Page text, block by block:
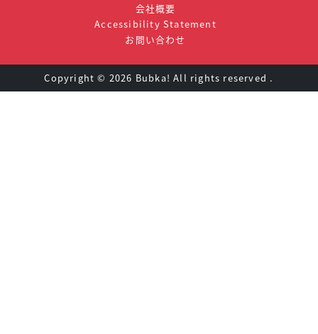
会社概要
Accessibility Statement
お問い合わせ
Copyright © 2026 Bubka! All rights reserved .